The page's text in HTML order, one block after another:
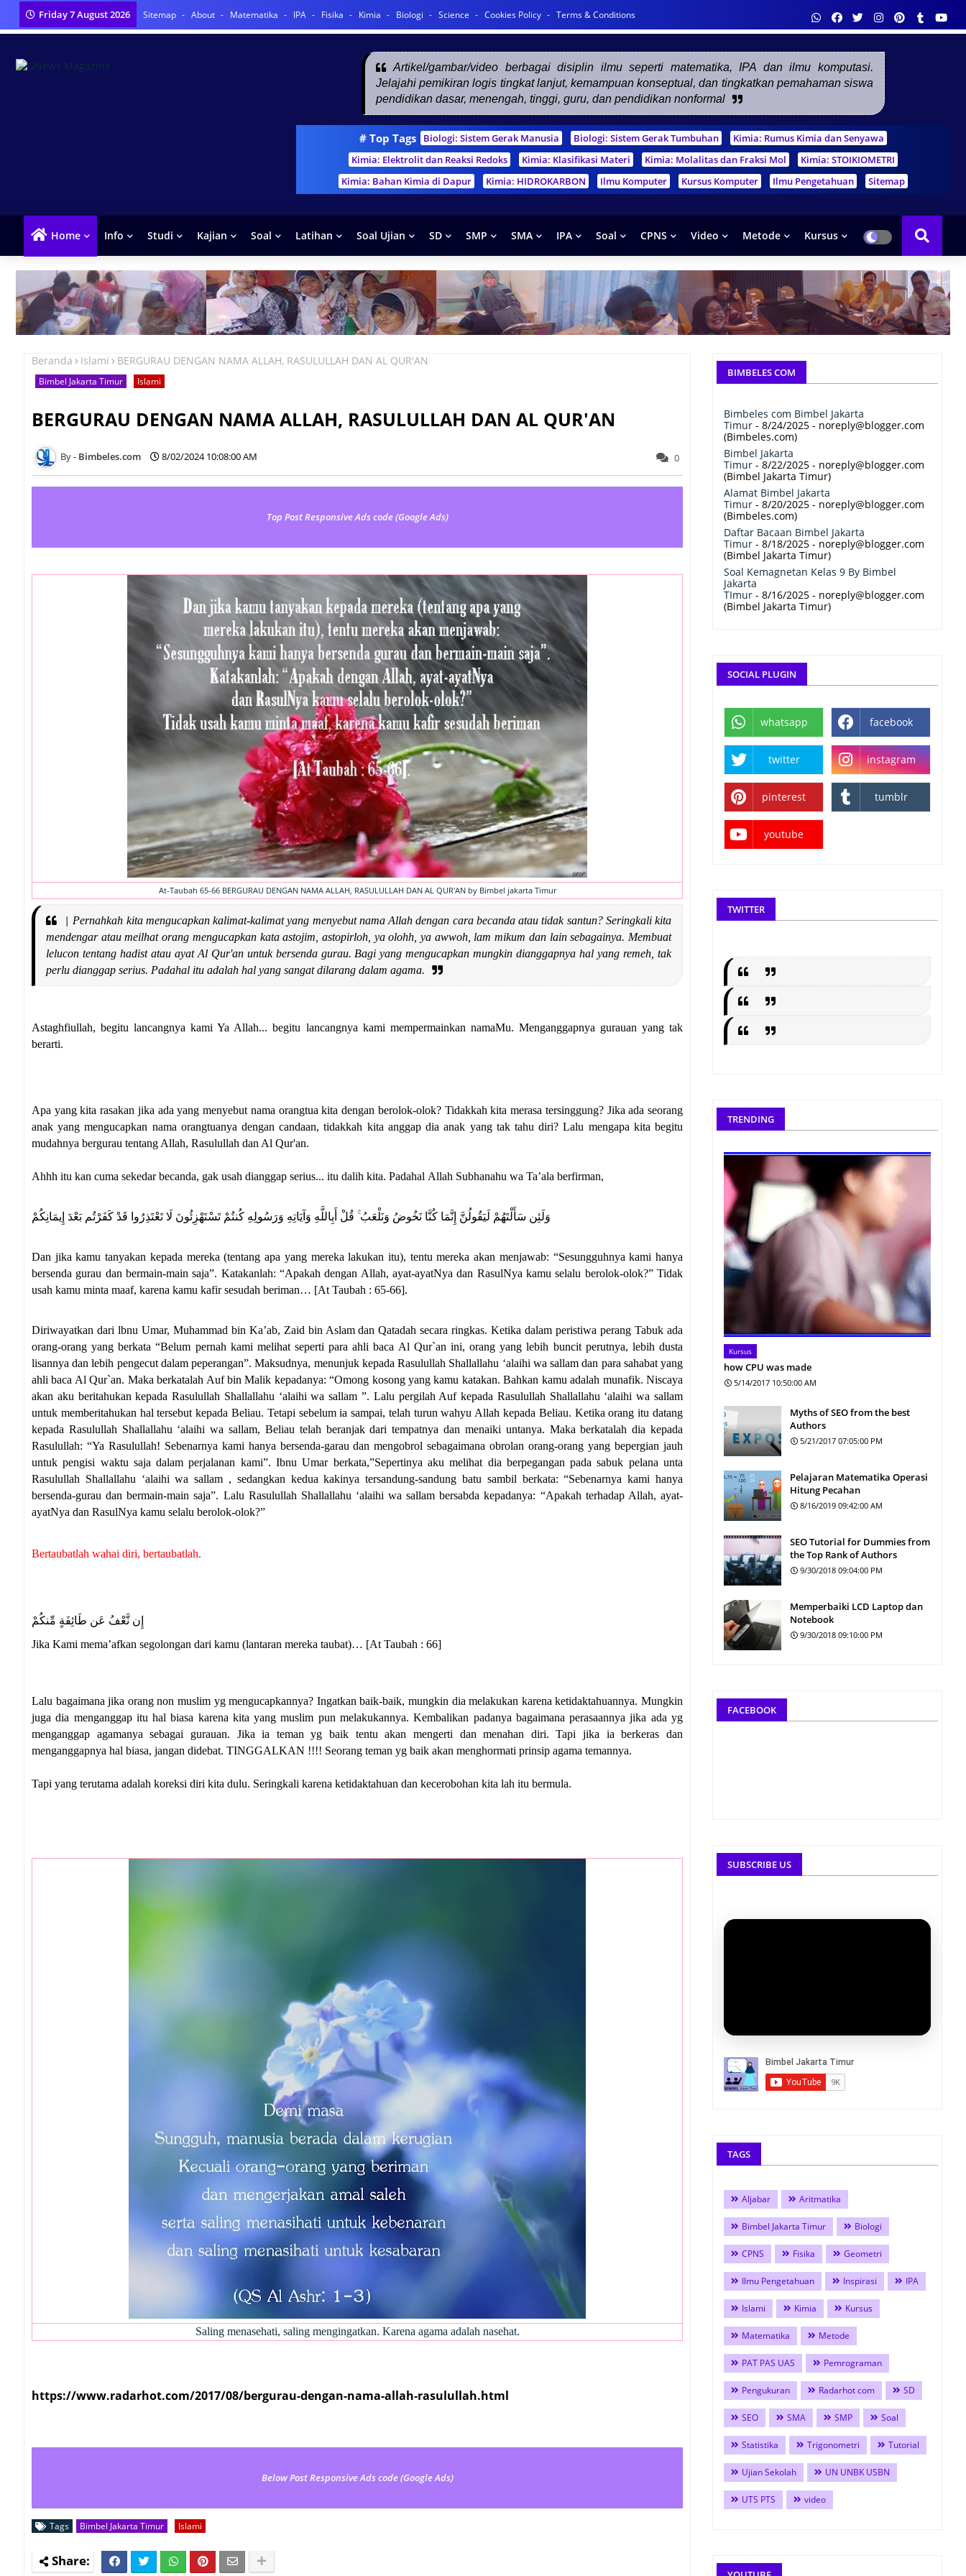
Friday 7 August 2026 Sitemap About Matematika IPA Fisika Kimia Biologi Science Cookies Policy Terms & Conditions
Artikel/gambar/video berbagai disiplin ilmu seperti matematika, IPA dan ilmu komputasi.
Jelajahi pemikiran logis tingkat lanjut, kemampuan konseptual, dan tingkatkan pemahaman siswa
pendidikan dasar, menengah, tinggi, guru, dan pendidikan nonformal
# Top Tags Biologi: Sistem Gerak Manusia Biologi: Sistem Gerak Tumbuhan
Kimia: Rumus Kimia dan Senyawa
Kimia: Elektrolit dan Reaksi Redoks
Kimia: Klasifikasi Materi Kimia: Molalitas dan Fraksi Mol
Kimia: STOIKIOMETRI
Kimia: Bahan Kimia di Dapur
Kimia: HIDROKARBON Ilmu Komputer Kursus Komputer Ilmu Pengetahuan Sitemap
Home Info Studi Kajian Soal Latihan Soal Ujian SD SMP SMA IPA Soal CPNS Video Metode Kursus
Beranda Islami BERGURAU DENGAN NAMA ALLAH, RASULULLAH DAN AL QUR'AN
Bimbel Jakarta Timur Islami
BERGURAU DENGAN NAMA ALLAH, RASULULLAH DAN AL QUR'AN
Bimbeles.com 8/02/2024 10:08:00 AM 0
Top Post Responsive Ads code (Google Ads)
At-Taubah 65-66 BERGURAU DENGAN NAMA ALLAH, RASULULLAH DAN AL QUR'AN by Bimbel jakarta Timur
| Pernahkah kita mengucapkan kalimat-kalimat yang menyebut nama Allah dengan cara becanda atau tidak santun? Seringkali kita
mendengar atau meilhat orang mengucapkan kata astojim, astopirloh, ya olohh, ya awwoh, lam mikum dan lain sebagainya. Membuat
lelucon tentang hadist atau ayat Al Qur'an untuk bersenda gurau. Bagi yang mengucapkan mungkin dianggapnya hal yang remeh, tak
perlu dianggap serius. Padahal itu adalah hal yang sangat dilarang dalam agama.
Astaghfiullah, begitu lancangnya kami Ya Allah... begitu lancangnya kami mempermainkan namaMu. Menganggapnya gurauan yang tak
berarti.
Apa yang kita rasakan jika ada yang menyebut nama orangtua kita dengan berolok-olok? Tidakkah kita merasa tersinggung? Jika ada seorang
anak yang mengucapkan nama orangtuanya dengan candaan, tidakkah kita anggap dia anak yang tak tahu diri? Lalu mengapa kita begitu
mudahnya bergurau tentang Allah, Rasulullah dan Al Qur'an.
Ahhh itu kan cuma sekedar becanda, gak usah dianggap serius... itu dalih kita. Padahal Allah Subhanahu wa Ta’ala berfirman,
وَلَئِن سَأَلْتَهُمْ لَيَقُولُنَّ إِنَّمَا كُنَّا نَخُوضُ وَنَلْعَبُ ۚ قُلْ أَبِاللَّهِ وَآيَاتِهِ وَرَسُولِهِ كُنتُمْ تَسْتَهْزِئُونَ لَا تَعْتَذِرُوا قَدْ كَفَرْتُم بَعْدَ إِيمَانِكُمْ
Dan jika kamu tanyakan kepada mereka (tentang apa yang mereka lakukan itu), tentu mereka akan menjawab: “Sesungguhnya kami hanya
bersenda gurau dan bermain-main saja”. Katakanlah: “Apakah dengan Allah, ayat-ayatNya dan RasulNya kamu selalu berolok-olok?” Tidak
usah kamu minta maaf, karena kamu kafir sesudah beriman… [At Taubah : 65-66].
Diriwayatkan dari lbnu Umar, Muhammad bin Ka’ab, Zaid bin Aslam dan Qatadah secara ringkas. Ketika dalam peristiwa perang Tabuk ada
orang-orang yang berkata “Belum pernah kami melihat seperti para ahli baca Al Qur`an ini, orang yang lebih buncit perutnya, lebih dusta
lisannya dan lebih pengecut dalam peperangan”. Maksudnya, menunjuk kepada Rasulullah Shallallahu ‘alaihi wa sallam dan para sahabat yang
ahli baca Al Qur`an. Maka berkatalah Auf bin Malik kepadanya: “Omong kosong yang kamu katakan. Bahkan kamu adalah munafik. Niscaya
akan aku beritahukan kepada Rasulullah Shallallahu ‘alaihi wa sallam ”. Lalu pergilah Auf kepada Rasulullah Shallallahu ‘alaihi wa sallam
untuk memberitahukan hal tersebut kepada Beliau. Tetapi sebelum ia sampai, telah turun wahyu Allah kepada Beliau. Ketika orang itu datang
kepada Rasulullah Shallallahu ‘alaihi wa sallam, Beliau telah beranjak dari tempatnya dan menaiki untanya. Maka berkatalah dia kepada
Rasulullah: “Ya Rasulullah! Sebenarnya kami hanya bersenda-garau dan mengobrol sebagaimana obrolan orang-orang yang bepergian jauh
untuk pengisi waktu saja dalam perjalanan kami”. Ibnu Umar berkata,”Sepertinya aku melihat dia berpegangan pada sabuk pelana unta
Rasulullah Shallallahu ‘alaihi wa sallam , sedangkan kedua kakinya tersandung-sandung batu sambil berkata: “Sebenarnya kami hanya
bersenda-gurau dan bermain-main saja”. Lalu Rasulullah Shallallahu ‘alaihi wa sallam bersabda kepadanya: “Apakah terhadap Allah, ayat-
ayatNya dan RasulNya kamu selalu berolok-olok?”
Bertaubatlah wahai diri, bertaubatlah.
إِن نَّعْفُ عَن طَائِفَةٍ مِّنكُمْ
Jika Kami mema’afkan segolongan dari kamu (lantaran mereka taubat)… [At Taubah : 66]
Lalu bagaimana jika orang non muslim yg mengucapkannya? Ingatkan baik-baik, mungkin dia melakukan karena ketidaktahuannya. Mungkin
juga dia menganggap itu hal biasa karena kita yang muslim pun melakukannya. Kembalikan padanya bagaimana perasaannya jika ada yg
menganggap agamanya sebagai gurauan. Jika ia teman yg baik tentu akan mengerti dan menahan diri. Tapi jika ia berkeras dan
menganggapnya hal biasa, jangan didebat. TINGGALKAN !!!! Seorang teman yg baik akan menghormati prinsip agama temannya.
Tapi yang terutama adalah koreksi diri kita dulu. Seringkali karena ketidaktahuan dan kecerobohan kita lah itu bermula.
Saling menasehati, saling mengingatkan. Karena agama adalah nasehat.
https://www.radarhot.com/2017/08/bergurau-dengan-nama-allah-rasulullah.html
Below Post Responsive Ads code (Google Ads)
Tags Bimbel Jakarta Timur Islami
BIMBELES COM
Bimbeles com Bimbel Jakarta
Timur - 8/24/2025 - noreply@blogger.com
(Bimbeles.com)
Bimbel Jakarta
Timur - 8/22/2025 - noreply@blogger.com
(Bimbel Jakarta Timur)
Alamat Bimbel Jakarta
Timur - 8/20/2025 - noreply@blogger.com
(Bimbeles.com)
Daftar Bacaan Bimbel Jakarta
Timur - 8/18/2025 - noreply@blogger.com
(Bimbel Jakarta Timur)
Soal Kemagnetan Kelas 9 By Bimbel
Jakarta
TImur - 8/16/2025 - noreply@blogger.com
(Bimbel Jakarta Timur)
SOCIAL PLUGIN
whatsapp facebook
twitter instagram
pinterest tumblr
youtube
TWITTER
TRENDING
Kursus
how CPU was made
5/14/2017 10:50:00 AM
Myths of SEO from the best
Authors
5/21/2017 07:05:00 PM
Pelajaran Matematika Operasi
Hitung Pecahan
8/16/2019 09:42:00 AM
SEO Tutorial for Dummies from
the Top Rank of Authors
9/30/2018 09:04:00 PM
Memperbaiki LCD Laptop dan
Notebook
9/30/2018 09:10:00 PM
FACEBOOK
SUBSCRIBE US
TAGS
Aljabar Aritmatika
Bimbel Jakarta Timur Biologi
CPNS Fisika Geometri
Ilmu Pengetahuan Inspirasi IPA
Islami Kimia Kursus
Matematika Metode
PAT PAS UAS Pemrograman
Pengukuran Radarhot com SD
SEO SMA SMP Soal
Statistika Trigonometri Tutorial
Ujian Sekolah UN UNBK USBN
UTS PTS video